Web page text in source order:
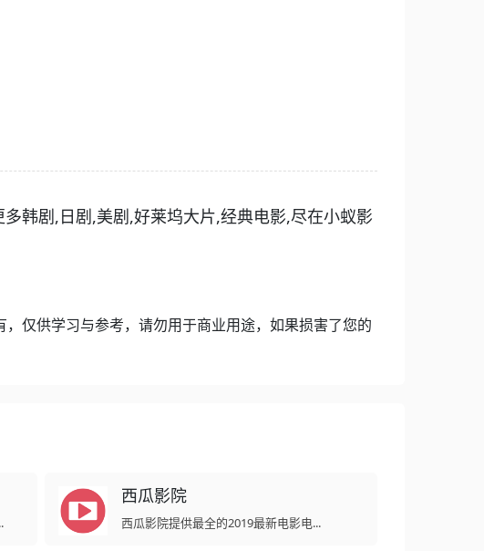
韩剧,日剧,美剧,好莱坞大片,经典电影,尽在小蚁影
仅供学习与参考，请勿用于商业用途，如果损害了您的
西瓜影院
西瓜影院提供最全的2019最新电影电...